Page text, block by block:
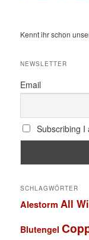
Kennt ihr schon
NEWSLETTER
Email
Subscribing I
SCHLAGWÖRTER
Alestorm All
Blutengel